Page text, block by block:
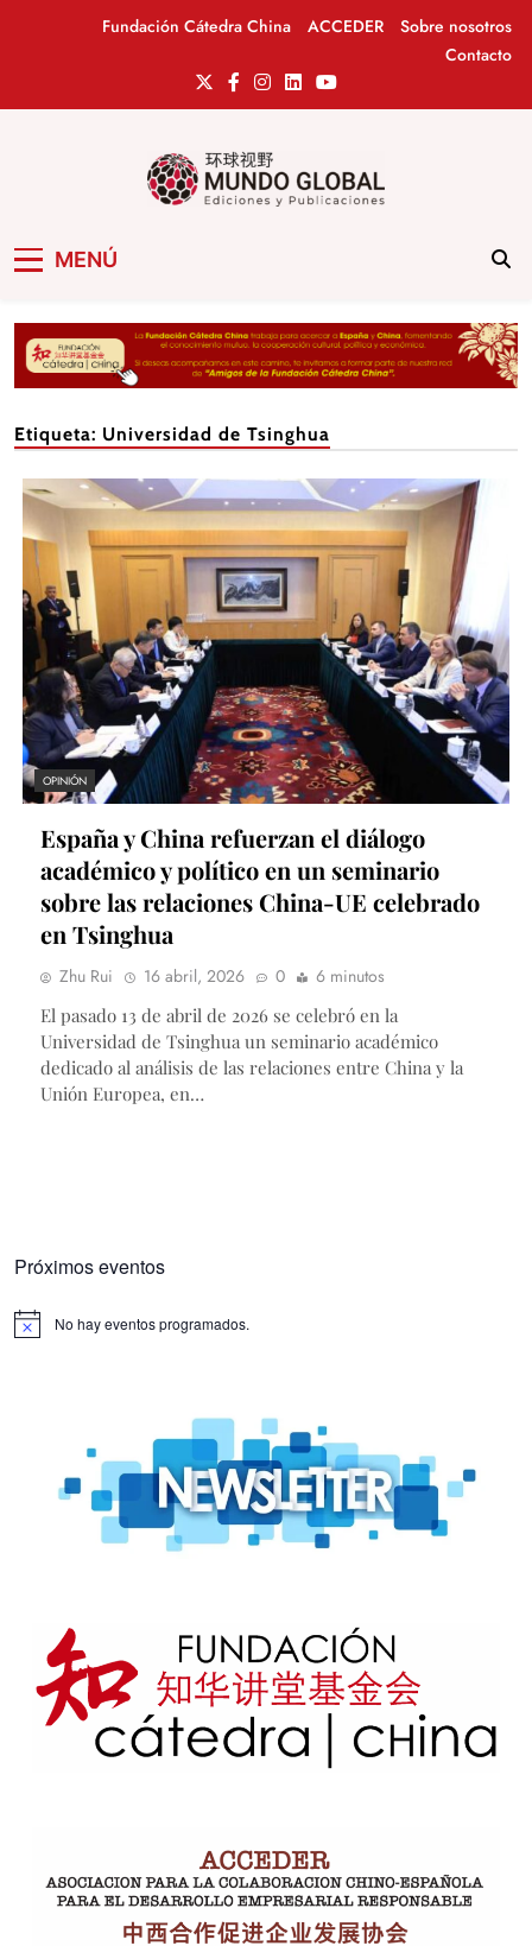
Fundación Cátedra China ACCEDER
Sobre nosotros
Contacto
MENÚ
Etiqueta: Universidad de Tsinghua
OPINIÓN
España y China refuerzan el diálogo
académico y político en un seminario
sobre las relaciones China-UE celebrado
en Tsinghua
Zhu Rui 16 abril, 2026 0
6 minutos
El pasado 13 de abril de 2026 se celebró en la
Universidad de Tsinghua un seminario académico
dedicado al análisis de las relaciones entre China y la
Unión Europea, en…
Próximos eventos
Aviso No hay eventos programados.